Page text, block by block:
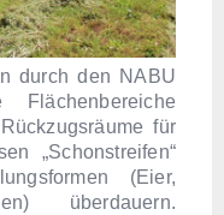
durch den NABU
für
„Schonstreifen“
(Eier,
überdauern.